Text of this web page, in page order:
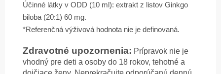
Účinné látky v ODD (10 ml): extrakt z listov Ginkgo
biloba (20:1) 60 mg.
*Referenčná výživová hodnota nie je definovaná.
Zdravotné upozornenia: Prípravok nie je
vhodný pre deti a osoby do 18 rokov, tehotné a